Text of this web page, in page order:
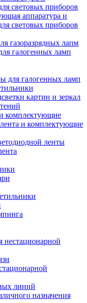
световых приборов
аппаратура и
световых приборов
газоразрядных лапм
галогенных ламп
для галогенных ламп
картин и зеркал
комплектующие
и комплектующие
ленты
нестационарной
линий
назначения